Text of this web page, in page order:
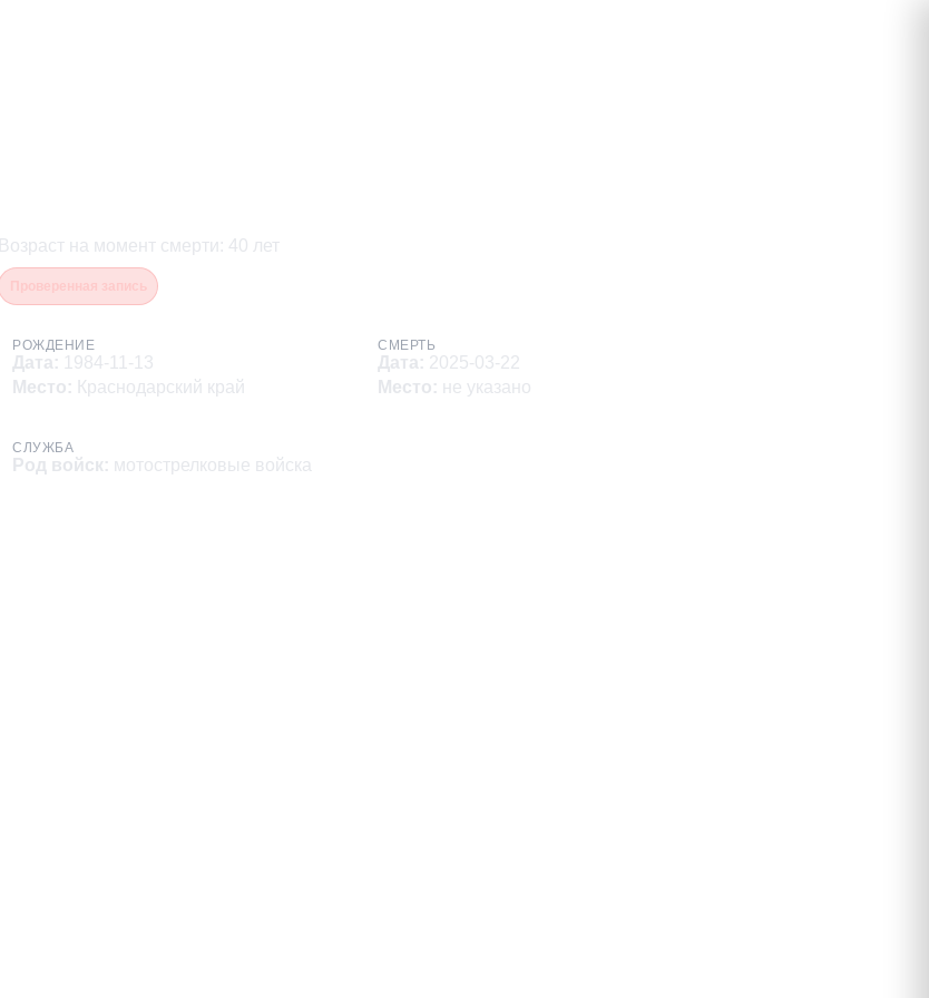
Возраст на момент смерти : 40 лет
РОЖДЕНИЕ
Дата: 1984-11-13
Место: Краснодарский край
СМЕРТЬ
Дата: 2025-03-22
Место: не указано
СЛУЖБА
Род войск: мотострелковые войска